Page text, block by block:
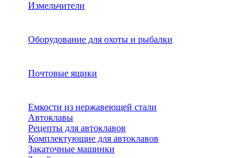
Измельчители
Оборудование для охоты и рыбалки
Почтовые ящики
Емкости из нержавеющей стали
Автоклавы
Рецепты для автоклавов
Комплектующие для автоклавов
Закаточные машинки